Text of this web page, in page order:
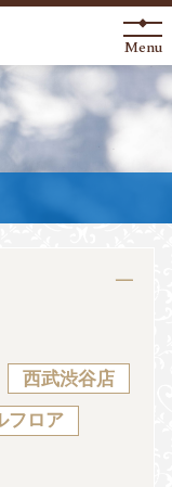
Menu
西武渋谷店
フロア